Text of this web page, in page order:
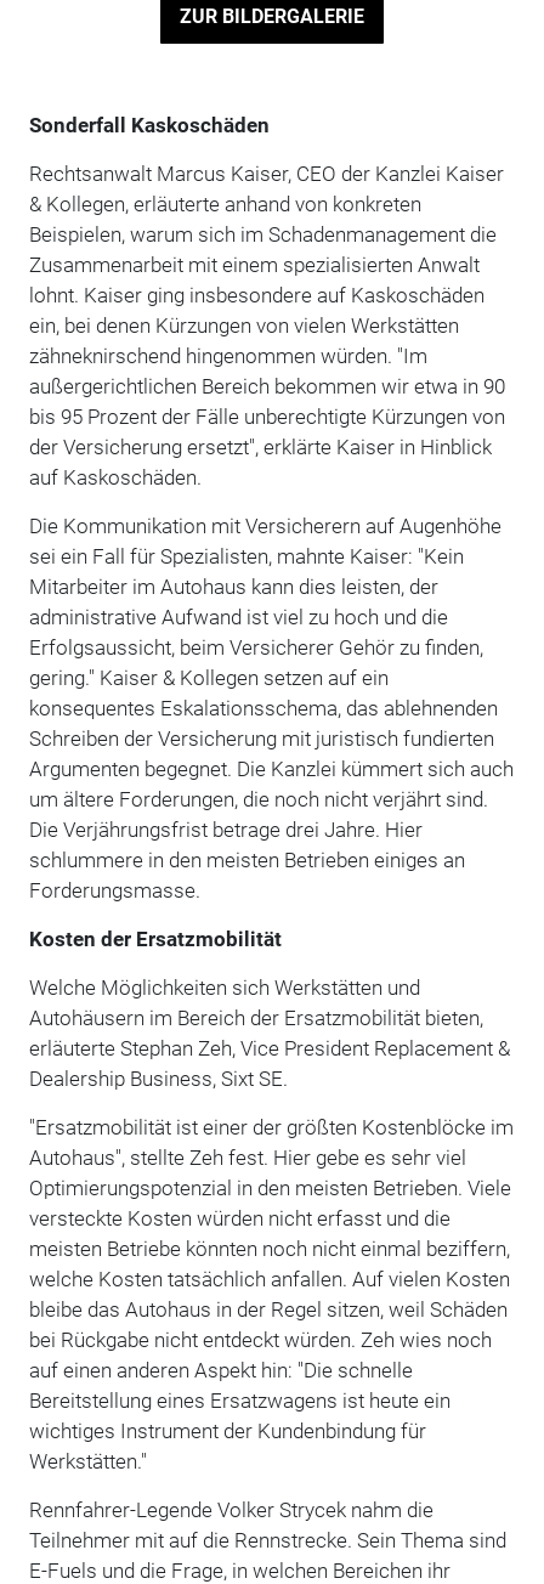
ZUR BILDERGALERIE
Sonderfall Kaskoschäden
Rechtsanwalt Marcus Kaiser, CEO der Kanzlei Kaiser
& Kollegen, erläuterte anhand von konkreten
Beispielen, warum sich im Schadenmanagement die
Zusammenarbeit mit einem spezialisierten Anwalt
lohnt. Kaiser ging insbesondere auf Kaskoschäden
ein, bei denen Kürzungen von vielen Werkstätten
zähneknirschend hingenommen würden. "Im
außergerichtlichen Bereich bekommen wir etwa in 90
bis 95 Prozent der Fälle unberechtigte Kürzungen von
der Versicherung ersetzt", erklärte Kaiser in Hinblick
auf Kaskoschäden.
Die Kommunikation mit Versicherern auf Augenhöhe
sei ein Fall für Spezialisten, mahnte Kaiser: "Kein
Mitarbeiter im Autohaus kann dies leisten, der
administrative Aufwand ist viel zu hoch und die
Erfolgsaussicht, beim Versicherer Gehör zu finden,
gering." Kaiser & Kollegen setzen auf ein
konsequentes Eskalationsschema, das ablehnenden
Schreiben der Versicherung mit juristisch fundierten
Argumenten begegnet. Die Kanzlei kümmert sich auch
um ältere Forderungen, die noch nicht verjährt sind.
Die Verjährungsfrist betrage drei Jahre. Hier
schlummere in den meisten Betrieben einiges an
Forderungsmasse.
Kosten der Ersatzmobilität
Welche Möglichkeiten sich Werkstätten und
Autohäusern im Bereich der Ersatzmobilität bieten,
erläuterte Stephan Zeh, Vice President Replacement &
Dealership Business, Sixt SE.
"Ersatzmobilität ist einer der größten Kostenblöcke im
Autohaus", stellte Zeh fest. Hier gebe es sehr viel
Optimierungspotenzial in den meisten Betrieben. Viele
versteckte Kosten würden nicht erfasst und die
meisten Betriebe könnten noch nicht einmal beziffern,
welche Kosten tatsächlich anfallen. Auf vielen Kosten
bleibe das Autohaus in der Regel sitzen, weil Schäden
bei Rückgabe nicht entdeckt würden. Zeh wies noch
auf einen anderen Aspekt hin: "Die schnelle
Bereitstellung eines Ersatzwagens ist heute ein
wichtiges Instrument der Kundenbindung für
Werkstätten."
Rennfahrer-Legende Volker Strycek nahm die
Teilnehmer mit auf die Rennstrecke. Sein Thema sind
E-Fuels und die Frage, in welchen Bereichen ihr